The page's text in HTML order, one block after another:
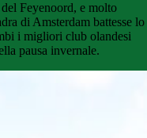
Feyenoord, e molto
di Amsterdam battesse lo
i migliori club olandesi
pausa invernale.